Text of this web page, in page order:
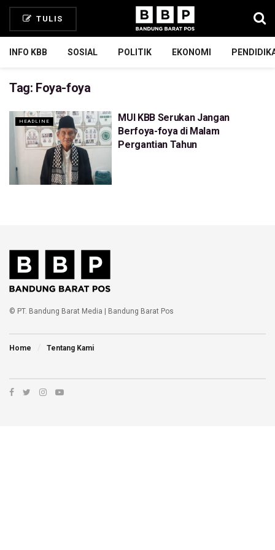
TULIS
INFO KBB SOSIAL POLITIK EKONOMI
Tag: Foya-foya
HEADLINE
MUI KBB Serukan Jangan
Berfoya-foya di Malam
Pergantian Tahun
© PT. Bandung Barat Media | Bandung Barat Pos
Home Tentang Kami